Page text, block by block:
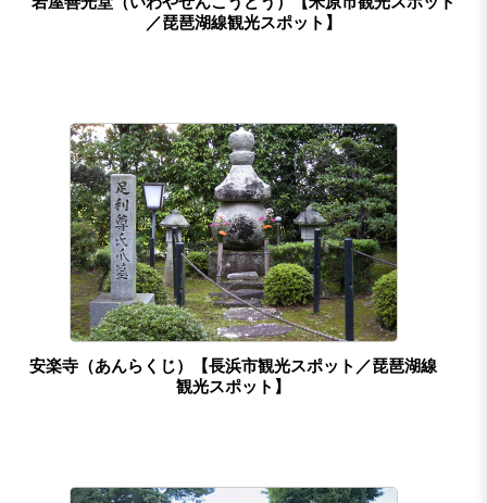
／琵琶湖線観光スポット】
安楽寺（あんらくじ）【長浜市観光スポット／琵琶湖線
観光スポット】